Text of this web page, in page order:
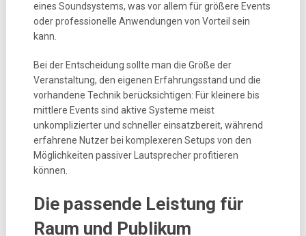
eines Soundsystems, was vor allem für größere Events
oder professionelle Anwendungen von Vorteil sein
kann.
Bei der Entscheidung sollte man die Größe der
Veranstaltung, den eigenen Erfahrungsstand und die
vorhandene Technik berücksichtigen: Für kleinere bis
mittlere Events sind aktive Systeme meist
unkomplizierter und schneller einsatzbereit, während
erfahrene Nutzer bei komplexeren Setups von den
Möglichkeiten passiver Lautsprecher profitieren
können.
Die passende Leistung für
Raum und Publikum